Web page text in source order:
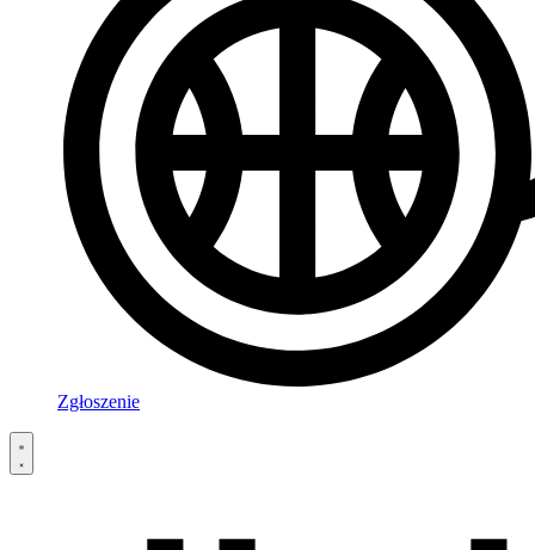
Zgłoszenie